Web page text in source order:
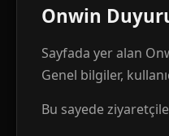
Onwin
Sayfada yer alan
Genel bilgiler,
Bu sayede